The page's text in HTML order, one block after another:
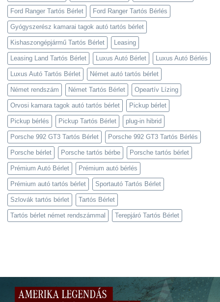
Ford Ranger Tartós Bérlet Ford Ranger Tartós Bérlés
Gyógyszerész kamarai tagok autó tartós bérlet
Kishaszongépjármű Tartós Bérlet Leasing
Leasing Land Tartós Bérlet Luxus Autó Bérlet Luxus Autó Bérlés
Luxus Autó Tartós Bérlet Német autó tartós bérlet
Német rendszám Német Tartós Bérlet Opeartív Lízing
Orvosi kamara tagok autó tartós bérlet Pickup bérlet
Pickup bérlés Pickup Tartós Bérlet plug-in hibrid
Porsche 992 GT3 Tartós Bérlet Porsche 992 GT3 Tartós Bérlés
Porsche bérlet Porsche tartós bérbe Porsche tartós bérlet
Prémium Autó Bérlet Prémium autó bérlés
Prémium autó tartós bérlet Sportautó Tartós Bérlet
Szlovák tartós bérlet Tartós Bérlet
Tartós bérlet német rendszámmal Terepjáró Tartós Bérlet